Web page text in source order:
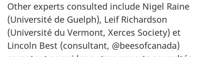
Other experts consulted include Nigel Raine
(Université de Guelph), Leif Richardson
(Université du Vermont, Xerces Society) et
Lincoln Best (consultant, @beesofcanada)